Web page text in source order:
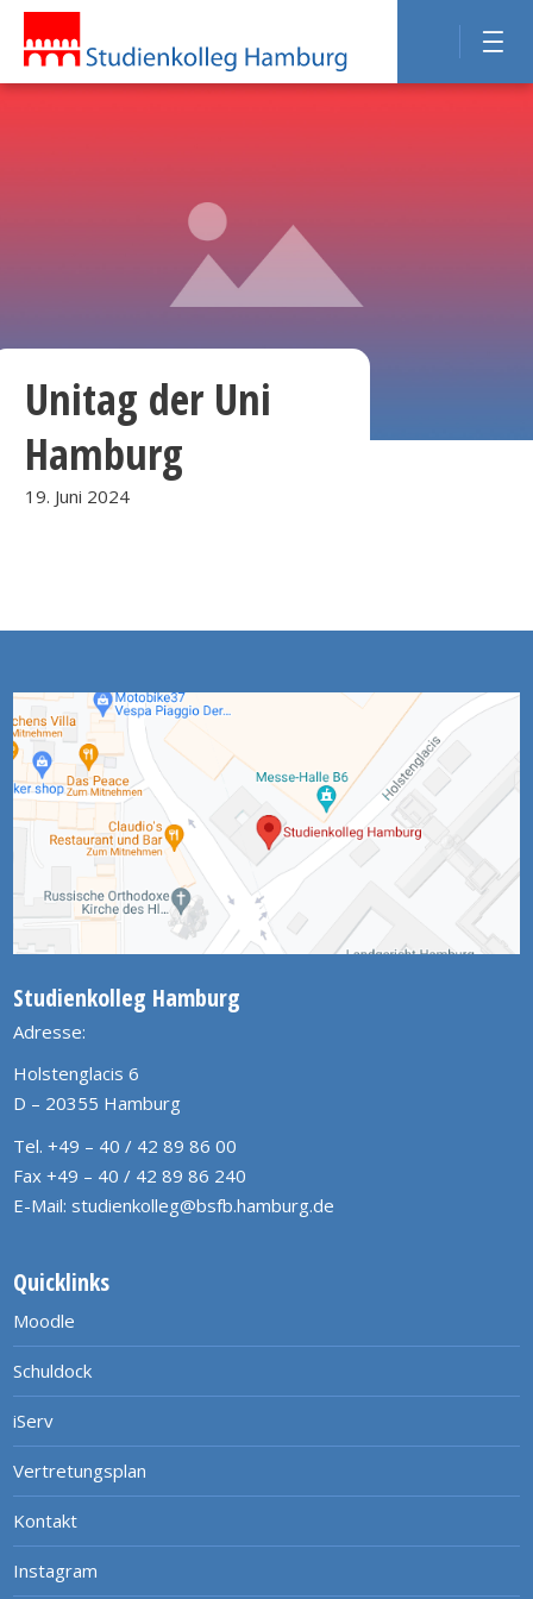
Unitag der Uni
Hamburg
19. Juni 2024
Studienkolleg Hamburg
Adresse:
Holstenglacis 6
D – 20355 Hamburg
Tel. +49 – 40 / 42 89 86 00
Fax +49 – 40 / 42 89 86 240
E-Mail: studienkolleg@bsfb.hamburg.de
Quicklinks
Moodle
Schuldock
iServ
Vertretungsplan
Kontakt
Instagram